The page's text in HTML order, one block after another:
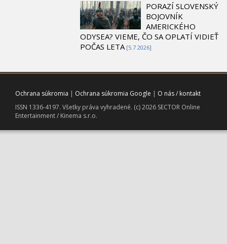
PORAZÍ SLOVENSKÝ
BOJOVNÍK
AMERICKÉHO
ODYSEA? VIEME, ČO SA OPLATÍ VIDIEŤ
POČAS LETA [5.7 2026]
Ochrana súkromia | Ochrana súkromia Google | O nás / kontakt
ISSN 1336-4197. Všetky práva vyhradené. (c) 2026 SECTOR Online
Entertainment / Kinema s.r.o.